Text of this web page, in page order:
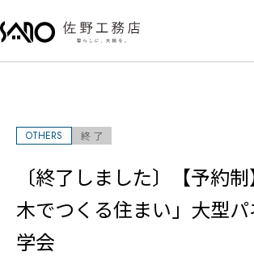
〔終了しました〕【予約
木でつくる住まい」大型
学会
OTHERS 終 了